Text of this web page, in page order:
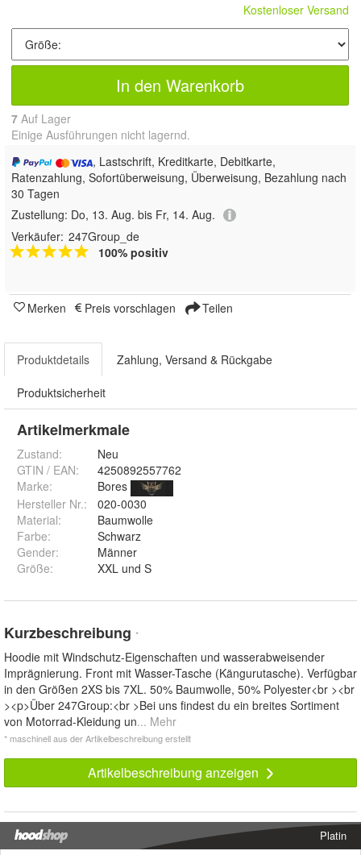
Kostenloser Versand
In den Warenkorb
7 Auf Lager
Einige Ausführungen nicht lagernd.
, Lastschrift, Kreditkarte, Debitkarte,
Ratenzahlung, Sofortüberweisung, Überweisung, Bezahlung nach
30 Tagen
Zustellung: Do, 13. Aug. bis Fr, 14. Aug.
Verkäufer: 247Group_de
100% positiv
Merken Preis vorschlagen Teilen
Produktdetails Zahlung, Versand & Rückgabe
Produktsicherheit
Artikelmerkmale
Zustand:
Neu
GTIN / EAN:
4250892557762
Marke:
Bores
Hersteller Nr.:
020-0030
Material:
Baumwolle
Farbe:
Schwarz
Gender:
Männer
Größe: XXL und S
Kurzbeschreibung *
Hoodie mit Windschutz-Eigenschaften und wasserabweisender
Imprägnierung. Front mit Wasser-Tasche (Kängurutasche). Verfügbar
in den Größen 2XS bis 7XL. 50% Baumwolle, 50% Polyester<br ><br
><p>Über 247Group:<br >Bei uns findest du ein breites Sortiment
von Motorrad-Kleidung un... Mehr
* maschinell aus der Artikelbeschreibung erstellt
Artikelbeschreibung anzeigen
Platin